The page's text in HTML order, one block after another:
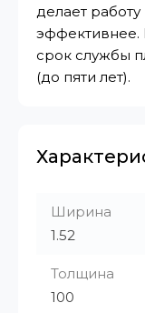
делает
эффективнее.
срок службы
(до пяти лет).
Ширина
1.52
Толщина
100